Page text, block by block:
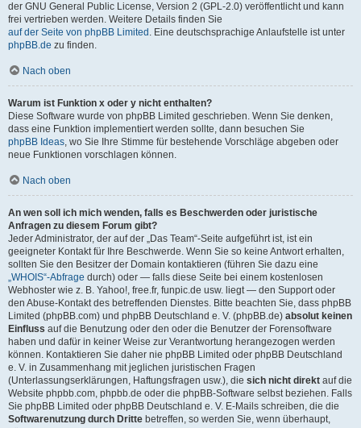
der GNU General Public License, Version 2 (GPL-2.0) veröffentlicht und kann
frei vertrieben werden. Weitere Details finden Sie
auf der Seite von phpBB Limited . Eine deutschsprachige Anlaufstelle ist unter
phpBB.de zu finden.
Nach oben
Warum ist Funktion x oder y nicht enthalten?
Diese Software wurde von phpBB Limited geschrieben. Wenn Sie denken,
dass eine Funktion implementiert werden sollte, dann besuchen Sie
phpBB Ideas, wo Sie Ihre Stimme für bestehende Vorschläge abgeben oder
neue Funktionen vorschlagen können.
Nach oben
An wen soll ich mich wenden, falls es Beschwerden oder juristische
Anfragen zu diesem Forum gibt?
Jeder Administrator, der auf der „Das Team“-Seite aufgeführt ist, ist ein
geeigneter Kontakt für Ihre Beschwerde. Wenn Sie so keine Antwort erhalten,
sollten Sie den Besitzer der Domain kontaktieren (führen Sie dazu eine
„WHOIS“-Abfrage durch) oder — falls diese Seite bei einem kostenlosen
Webhoster wie z. B. Yahoo!, free.fr, funpic.de usw. liegt — den Support oder
den Abuse-Kontakt des betreffenden Dienstes. Bitte beachten Sie, dass phpBB
Limited (phpBB.com) und phpBB Deutschland e. V. (phpBB.de) absolut keinen
Einfluss auf die Benutzung oder den oder die Benutzer der Forensoftware
haben und dafür in keiner Weise zur Verantwortung herangezogen werden
können. Kontaktieren Sie daher nie phpBB Limited oder phpBB Deutschland
e. V. in Zusammenhang mit jeglichen juristischen Fragen
(Unterlassungserklärungen, Haftungsfragen usw.), die sich nicht direkt auf die
Website phpbb.com, phpbb.de oder die phpBB-Software selbst beziehen. Falls
Sie phpBB Limited oder phpBB Deutschland e. V. E-Mails schreiben, die die
Softwarenutzung durch Dritte betreffen, so werden Sie, wenn überhaupt,